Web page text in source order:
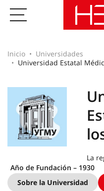
Inicio
Universidades
Universidad Estatal
La
Año de Fundación – 1930
Sobre la Universidad